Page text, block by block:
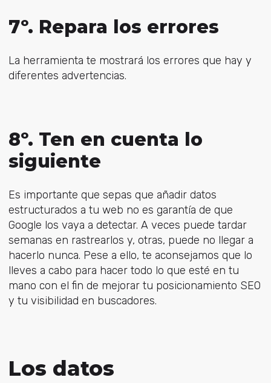
7º. Repara los errores
La herramienta te mostrará los errores que hay y
diferentes advertencias.
8º. Ten en cuenta lo
siguiente
Es importante que sepas que añadir datos
estructurados a tu web no es garantía de que
Google los vaya a detectar. A veces puede tardar
semanas en rastrearlos y, otras, puede no llegar a
hacerlo nunca. Pese a ello, te aconsejamos que lo
lleves a cabo para hacer todo lo que esté en tu
mano con el fin de mejorar tu posicionamiento SEO
y tu visibilidad en buscadores.
Los datos